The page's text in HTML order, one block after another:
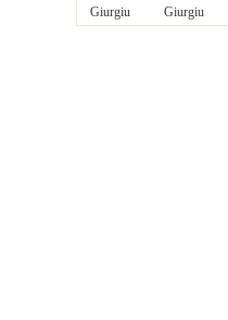
Giurgiu
Giurgiu